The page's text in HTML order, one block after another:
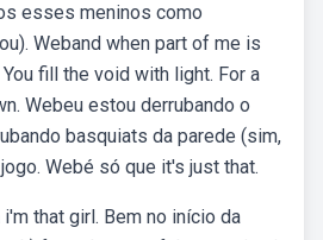
esses meninos como
Weband when part of me is
fill the void with light. For a
Webeu estou derrubando o
basquiats da parede (sim,
Webé só que it's just that.
that girl. Bem no início da